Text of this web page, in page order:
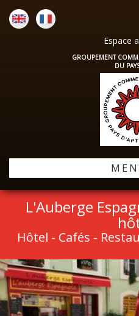
Espace
GROUPEMENT
DU
L'Auberge
Hôtel - Cafés -